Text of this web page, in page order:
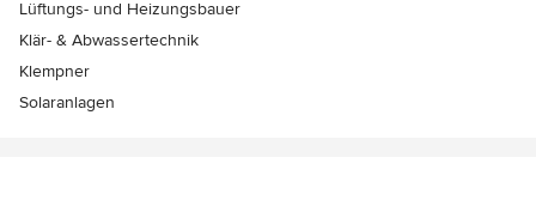
Lüftungs- und Heizungsbauer
Klär- & Abwassertechnik
Klempner
Solaranlagen